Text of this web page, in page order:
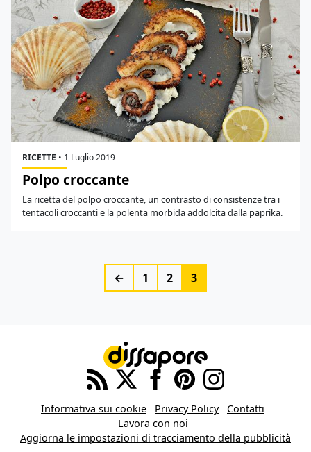
RICETTE • 1 Luglio 2019
Polpo croccante
La ricetta del polpo croccante, un contrasto di consistenze tra i
tentacoli croccanti e la polenta morbida addolcita dalla paprika.
← 1 2 3
Informativa sui cookie Privacy Policy
Contatti
Lavora con noi
Aggiorna le impostazioni di tracciamento della pubblicità